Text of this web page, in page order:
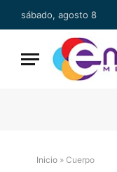
sábado, agosto 8
Inicio » Cuerpo